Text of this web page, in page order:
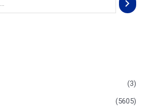
(3)
(5605)